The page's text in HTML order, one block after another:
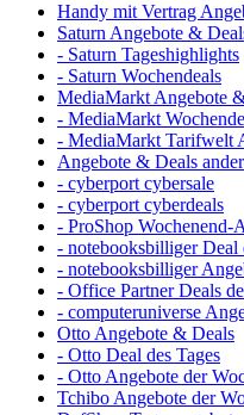
Handy mit Vertrag
Saturn Angebote &
- Saturn Tageshighlights
- Saturn Wochendeals
MediaMarkt Angebote
- MediaMarkt
- MediaMarkt Tarifwelt
Angebote & Deals
- cyberport cybersale
- cyberport cyberdeals
- ProShop Wochenend-
- notebooksbilliger Deal
- notebooksbilliger
- Office Partner Deals
- computeruniverse
Otto Angebote & Deals
- Otto Deal des Tages
- Otto Angebote der
Tchibo Angebote der